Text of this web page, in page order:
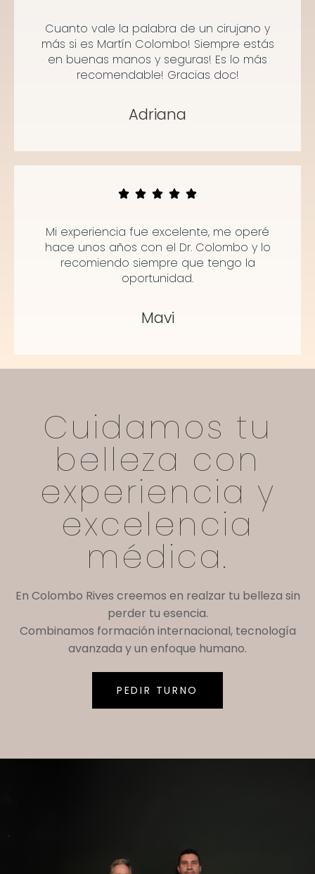
Cuanto vale la palabra de un cirujano y
más si es Martín Colombo! Siempre estás
en buenas manos y seguras! Es lo más
recomendable! Gracias doc!
Adriana
Mi experiencia fue excelente, me operé
hace unos años con el Dr. Colombo y lo
recomiendo siempre que tengo la
oportunidad.
Mavi
Cuidamos tu
belleza con
experiencia y
excelencia
médica.
En Colombo Rives creemos en realzar tu belleza sin
perder tu esencia.
Combinamos formación internacional, tecnología
avanzada y un enfoque humano.
PEDIR TURNO